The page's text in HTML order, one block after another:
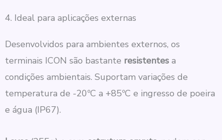
4. Ideal para aplicações externas
Desenvolvidos para ambientes externos, os
terminais ICON são bastante resistentes a
condições ambientais. Suportam variações de
temperatura de -20ºC a +85ºC e ingresso de poeira
e água (IP67).